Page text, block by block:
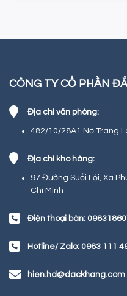
CÔNG TY CỔ PHẦN
Địa chỉ văn phòng:
482/10/28A1 Nơ Trang
Địa chỉ kho hàng:
97 Đường Suối Lội, Xã
Chí Minh
Điện thoại bàn:
Hotline/ Zalo: 0983 111
hien.hd@dackhang.com